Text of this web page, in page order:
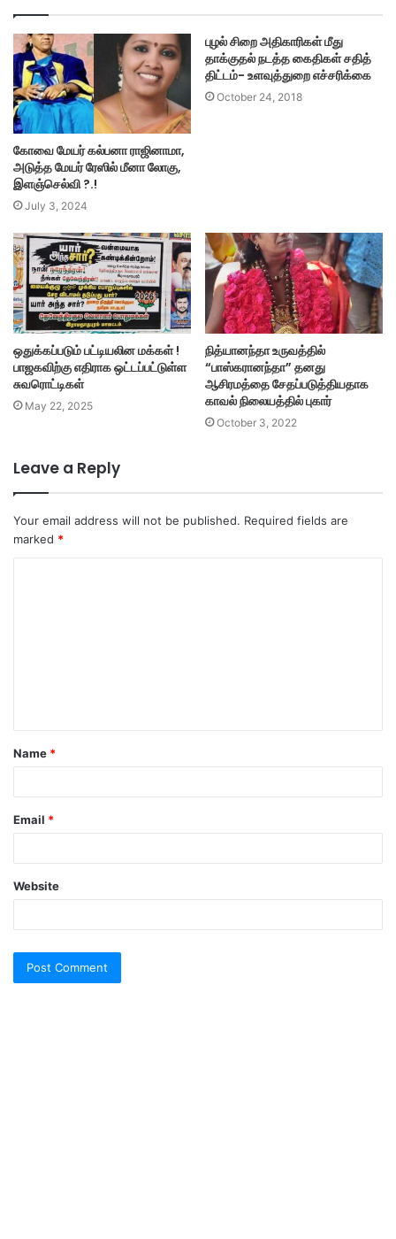
கோவை மேயர் கல்பனா ராஜினாமா,
அடுத்த மேயர் ரேஸில் மீனா லோகு,
இளஞ்செல்வி ?.!
July 3, 2024
புழல் சிறை அதிகாரிகள் மீது
தாக்குதல் நடத்த கைதிகள் சதித்
திட்டம்- உளவுத்துறை எச்சரிக்கை
October 24, 2018
ஒதுக்கப்படும் பட்டியலின மக்கள் !
பாஜகவிற்கு எதிராக ஒட்டப்பட்டுள்ள
சுவரொட்டிகள்
May 22, 2025
நித்யானந்தா உருவத்தில்
“பாஸ்கரானந்தா” தனது
ஆசிரமத்தை சேதப்படுத்தியதாக
காவல் நிலையத்தில் புகார்
October 3, 2022
Leave a Reply
Your email address will not be published. Required fields are
marked *
t
*
Name *
Email *
Website